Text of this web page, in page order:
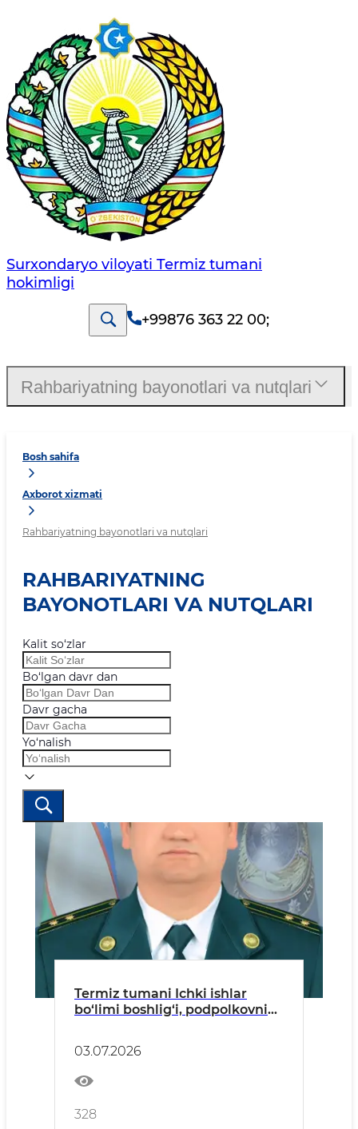
Surxondaryo viloyati Termiz tumani
hokimligi
+99876 363 22 00;
Bosh sahifa
Axborot xizmati
Rahbariyatning bayonotlari va nutqlari
RAHBARIYATNING
BAYONOTLARI VA NUTQLARI
Kalit so‘zlar
Bo‘lgan davr dan
Davr gacha
Yo‘nalish
Termiz tumani Ichki ishlar
bo‘limi boshlig‘i, podpolkovnik
qolmaslik yuzasidan aholiga
murojaati
03.07.2026
328
Rahbariyatning bayonotlari va nutqlari